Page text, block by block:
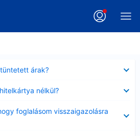
árak?
nélkül?
foglalásom visszaigazolásra